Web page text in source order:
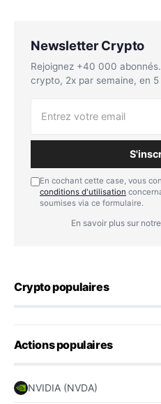
Newsletter Crypto
Rejoignez +40 000
crypto, 2x par semaine, en 5
En cochant cette case, vous
conditions d'utilisation
soumises via ce formulaire.
En savoir plus sur
Crypto populaires
Actions populaires
NVIDIA (NVDA)